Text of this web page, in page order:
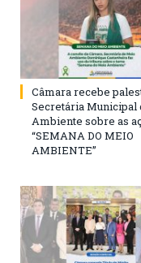
Câmara recebe
Secretária Municipal
Ambiente sobre as
“SEMANA DO MEIO
AMBIENTE”